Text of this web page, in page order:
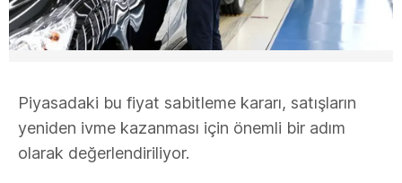
Piyasadaki bu fiyat sabitleme kararı, satışların
yeniden ivme kazanması için önemli bir adım
olarak değerlendiriliyor.